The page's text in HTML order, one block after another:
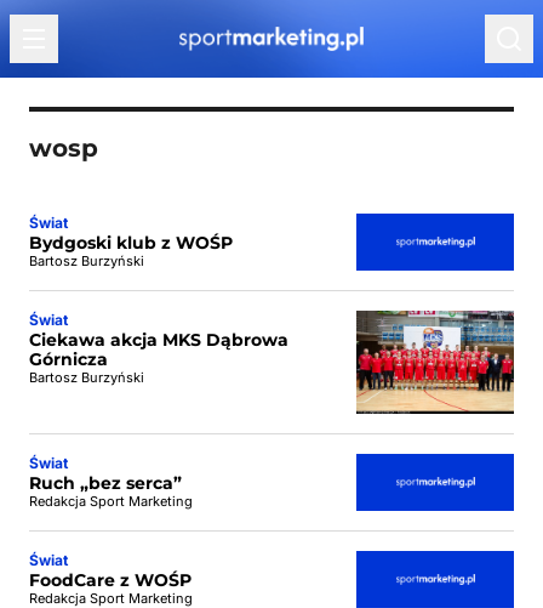
Przejdź do treści
wosp
Świat
Bydgoski klub z WOŚP
Bartosz Burzyński
Świat
Ciekawa akcja MKS Dąbrowa
Górnicza
Bartosz Burzyński
Świat
Ruch „bez serca”
Redakcja Sport Marketing
Świat
FoodCare z WOŚP
Redakcja Sport Marketing